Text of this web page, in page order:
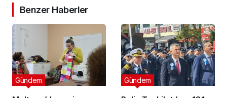
Benzer Haberler
Gündem Gündem